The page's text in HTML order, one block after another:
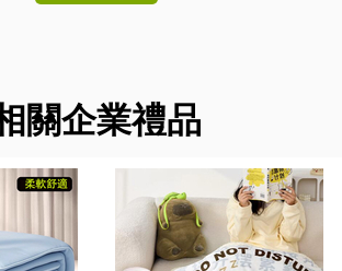
關企業禮品